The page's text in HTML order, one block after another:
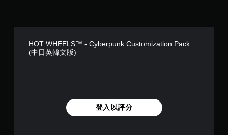
HOT WHEELS™ - Cyberpunk Customization Pack
(中日英韓文版)
登入以評分